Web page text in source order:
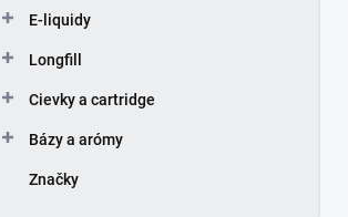
E-liquidy
Longfill
Cievky a cartridge
Bázy a arómy
Značky